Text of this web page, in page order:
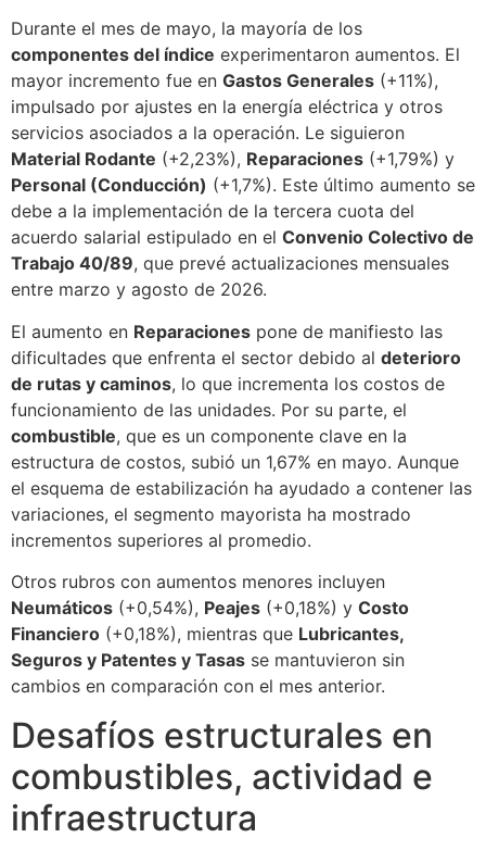
Durante el mes de mayo, la mayoría de los
componentes del índice experimentaron aumentos. El
mayor incremento fue en Gastos Generales (+11%),
impulsado por ajustes en la energía eléctrica y otros
servicios asociados a la operación. Le siguieron
Material Rodante (+2,23%), Reparaciones (+1,79%) y
Personal (Conducción) (+1,7%). Este último aumento se
debe a la implementación de la tercera cuota del
acuerdo salarial estipulado en el Convenio Colectivo de
Trabajo 40/89, que prevé actualizaciones mensuales
entre marzo y agosto de 2026.
El aumento en Reparaciones pone de manifiesto las
dificultades que enfrenta el sector debido al deterioro
de rutas y caminos, lo que incrementa los costos de
funcionamiento de las unidades. Por su parte, el
combustible, que es un componente clave en la
estructura de costos, subió un 1,67% en mayo. Aunque
el esquema de estabilización ha ayudado a contener las
variaciones, el segmento mayorista ha mostrado
incrementos superiores al promedio.
Otros rubros con aumentos menores incluyen
Neumáticos (+0,54%), Peajes (+0,18%) y Costo
Financiero (+0,18%), mientras que Lubricantes,
Seguros y Patentes y Tasas se mantuvieron sin
cambios en comparación con el mes anterior.
Desafíos estructurales en
combustibles, actividad e
infraestructura